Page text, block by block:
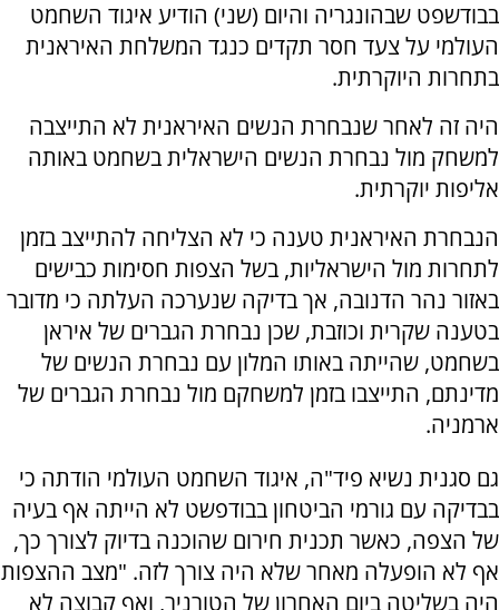
בבודשפט שבהונגריה והיום (שני) הודיע איגוד השחמט
העולמי על צעד חסר תקדים כנגד המשלחת האיראנית
בתחרות היוקרתית.
היה זה לאחר שנבחרת הנשים האיראנית לא התייצבה
למשחק מול נבחרת הנשים הישראלית בשחמט באותה
אליפות יוקרתית.
הנבחרת האיראנית טענה כי לא הצליחה להתייצב בזמן
לתחרות מול הישראליות, בשל הצפות חסימות כבישים
באזור נהר הדנובה, אך בדיקה שנערכה העלתה כי מדובר
בטענה שקרית וכוזבת, שכן נבחרת הגברים של איראן
בשחמט, שהייתה באותו המלון עם נבחרת הנשים של
מדינתם, התייצבו בזמן למשחקם מול נבחרת הגברים של
ארמניה.
גם סגנית נשיא פיד"ה, איגוד השחמט העולמי הודתה כי
בבדיקה עם גורמי הביטחון בבודפשט לא הייתה אף בעיה
של הצפה, כאשר תכנית חירום שהוכנה בדיוק לצורך כך,
אף לא הופעלה מאחר שלא היה צורך לזה. "מצב ההצפות
היה בשליטה ביום האחרון של הטורניר, ואף קבוצה לא